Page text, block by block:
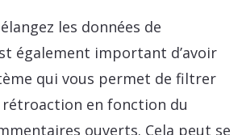
les données de
également important d’avoir
qui vous permet de filtrer
en fonction du
ouverts. Cela peut se